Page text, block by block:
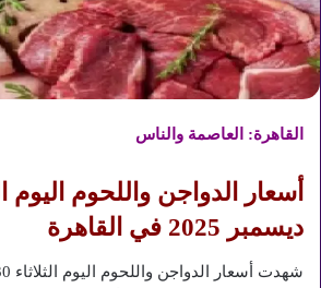
القاهرة: العاصمة والناس
ديسمبر 2025 في القاهرة